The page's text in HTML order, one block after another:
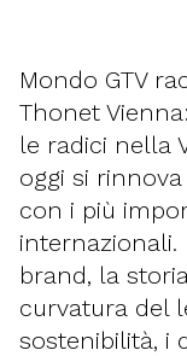
Mondo GTV
Thonet
le radici nella
oggi si
con i più
internazionali.
brand, la
curvatura del
sostenibilità, i